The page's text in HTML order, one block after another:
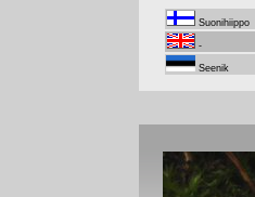
Suonihiippo
-
Seenik